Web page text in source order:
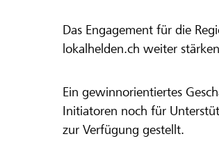
Das Engagement für die
lokalhelden.ch weiter
Ein gewinnorientiertes
Initiatoren noch für
zur Verfügung gestellt.